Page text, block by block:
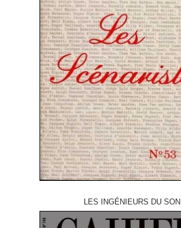
LES INGÉNIEURS DU SON